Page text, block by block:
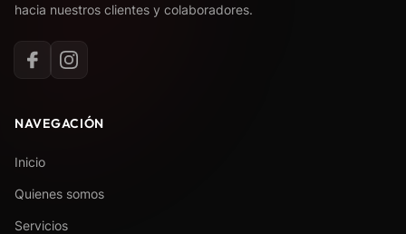
hacia nuestros clientes y colaboradores.
NAVEGACIÓN
Inicio
Quienes somos
Servicios